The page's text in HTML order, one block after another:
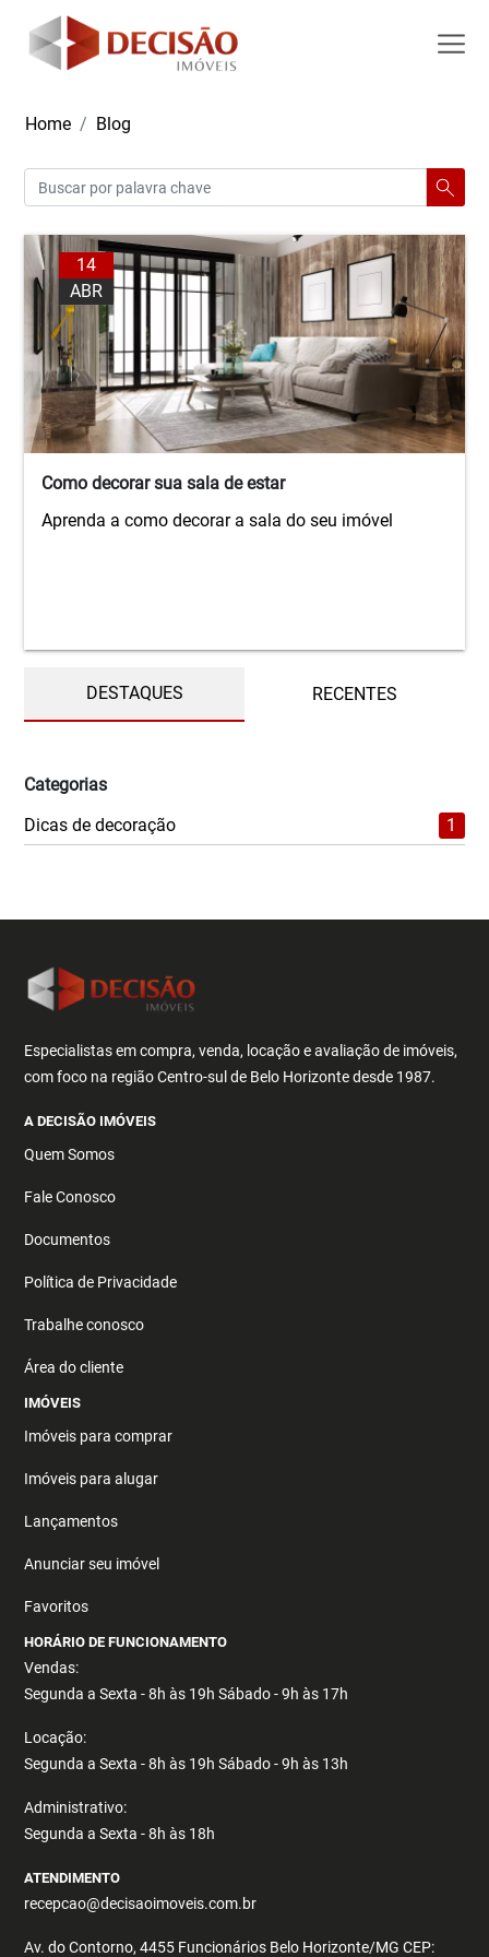
Home Blog
14
ABR
Como decorar sua sala de estar
Aprenda a como decorar a sala do seu imóvel
DESTAQUES RECENTES
Categorias
Dicas de decoração
1
Especialistas em compra, venda, locação e avaliação de imóveis,
com foco na região Centro-sul de Belo Horizonte desde 1987.
A DECISÃO IMÓVEIS
Quem Somos
Fale Conosco
Documentos
Política de Privacidade
Trabalhe conosco
Área do cliente
IMÓVEIS
Imóveis para comprar
Imóveis para alugar
Lançamentos
Anunciar seu imóvel
Favoritos
HORÁRIO DE FUNCIONAMENTO
Vendas:
Segunda a Sexta - 8h às 19h Sábado - 9h às 17h
Locação:
Segunda a Sexta - 8h às 19h Sábado - 9h às 13h
Administrativo:
Segunda a Sexta - 8h às 18h
ATENDIMENTO
recepcao@decisaoimoveis.com.br
Av. do Contorno, 4455 Funcionários Belo Horizonte/MG CEP: